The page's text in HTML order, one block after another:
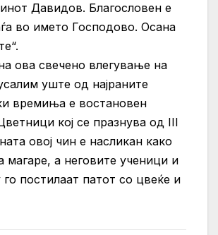
Давидов. Благословен е
во името Господово. Осана
ова свечено влегување на
уште од најраните
времиња е востановен
кој се празнува од III
овој чин е насликан како
магаре, а неговите ученици и
постилаат патот со цвеќе и